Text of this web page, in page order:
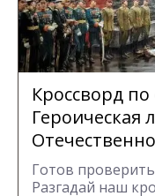
Кроссворд
Героическая
Готов
Разгадай наш